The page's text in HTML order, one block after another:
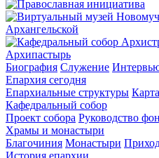
Архипастырь
Биография Служение
Епархия сегодня
Епархиальные структуры
Кафедральный собор
Проект собора Руководство
Храмы и монастыри
Благочиния Монастыри